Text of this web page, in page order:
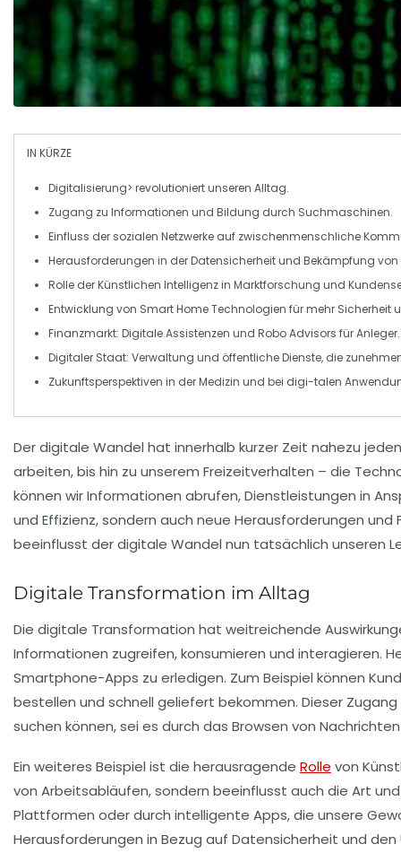
IN KÜRZE
Digitalisierung> revolutioniert unseren Alltag.
Zugang zu Informationen und Bildung durch Suchmaschinen.
Einfluss der sozialen Netzwerke auf zwischenmenschliche
Herausforderungen in derDatensicherheitund Bekämpfung von
Rolle derKünstlichen Intelligenzin Marktforschung und
Entwicklung von Smart HomeTechnologien für mehr Sicherheit
Finanzmarkt: Digitale Assistenzen und Robo Advisors für Anleger.
Digitaler Staat: Verwaltung und öffentliche Dienste, die
Zukunftsperspektiven in derMedizin und bei digi-talen
Derdigitale Wandel hat innerhalb kurzer Zeit nahezu
arbeiten, bis hin zu unserem Freizeitverhalten – die
können wir Informationen abrufen, Dienstleistungen in
und Effizienz, sondern auch neue Herausforderungen
beeinflusst der digitale Wandel nun tatsächlich unseren
Digitale Transformation im Alltag
Die digitale Transformation hat weitreichende
Informationen zugreifen, konsumieren und interagieren.
Smartphone-Apps zu erledigen. Zum Beispiel können
bestellen und schnell geliefert bekommen. Dieser
suchen können, sei es durch das Browsen von
Ein weiteres Beispiel ist die herausragende Rolle von
von Arbeitsabläufen, sondern beeinflusst auch die Art
Plattformen oder durch intelligente Apps, die unsere
Herausforderungen in Bezug auf Datensicherheit und